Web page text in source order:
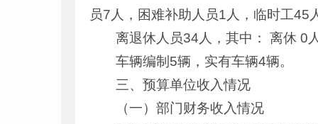
员7人，困难补助人员1人，临时工45
离退休人员34人，其中： 离休 0
车辆编制5辆，实有车辆4辆。
三、预算单位收入情况
（一）部门财务收入情况